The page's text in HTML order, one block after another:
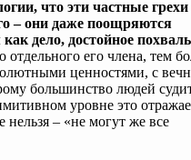
что эти частные грехи
– они даже поощряются
дело, достойное
его члена, тем
ценностями, с
большинство людей
уровне это
– «не могут же все